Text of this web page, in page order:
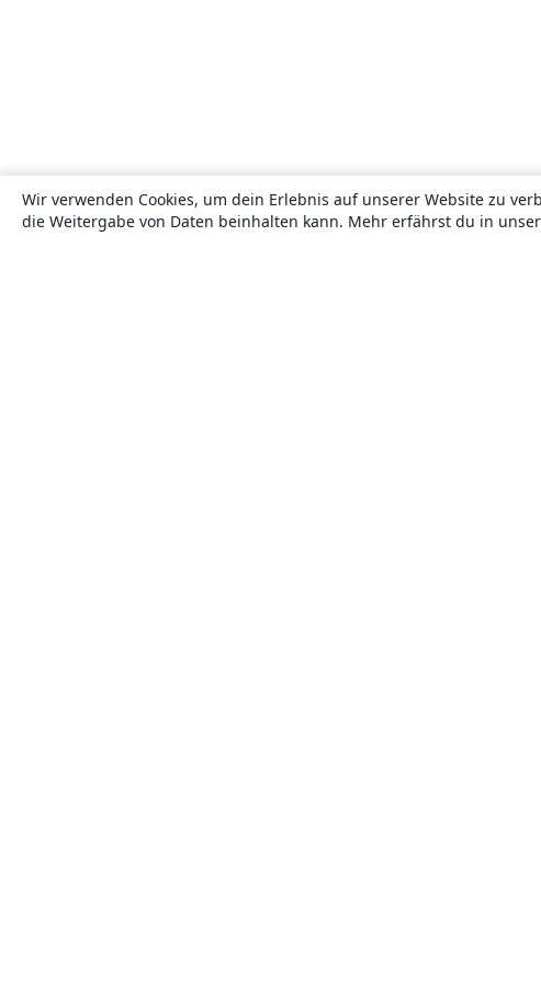
Wir verwenden Cookies, um dein Erlebnis auf unserer Website zu
die Weitergabe von Daten beinhalten kann. Mehr erfährst du in